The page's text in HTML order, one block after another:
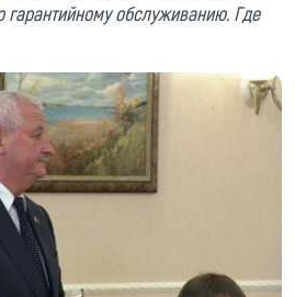
обслуживанию. Где